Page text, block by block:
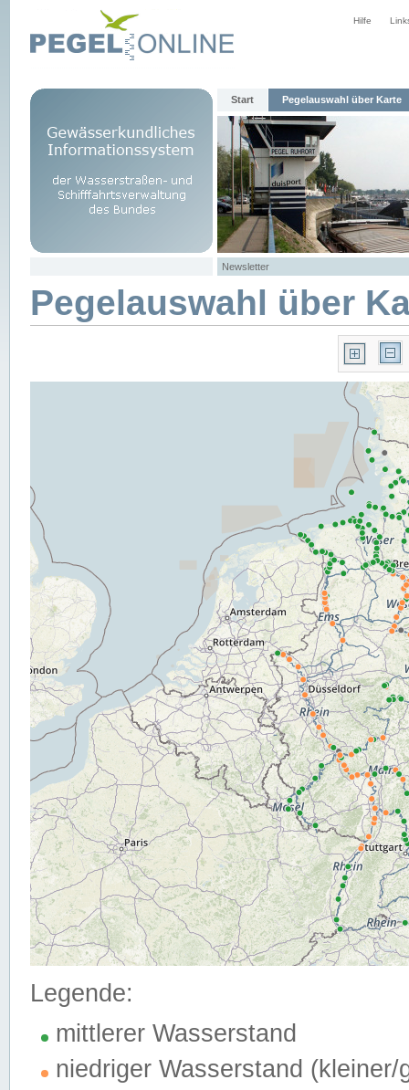
Hilfe
Start Pegelauswahl über Karte
Newsletter
Pegelauswahl über
Legende:
mittlerer Wasserstand
niedriger Wasserstand (kleiner/